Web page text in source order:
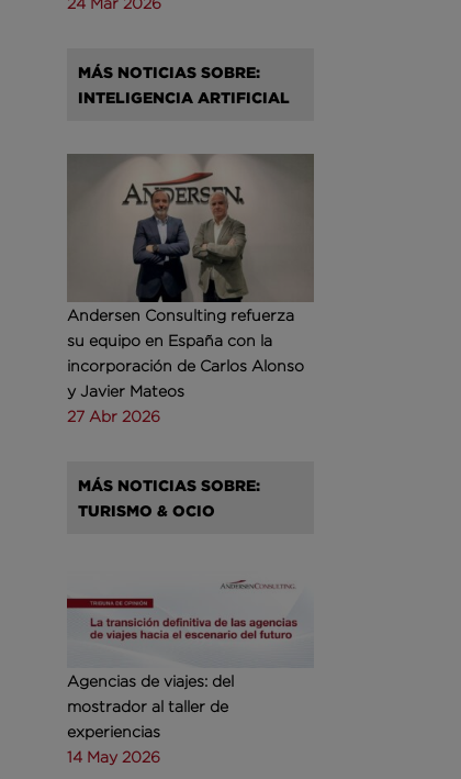
MÁS NOTICIAS SOBRE:
INTELIGENCIA ARTIFICIAL
Andersen Consulting refuerza
su equipo en España con la
incorporación de Carlos Alonso
y Javier Mateos
27 Abr 2026
MÁS NOTICIAS SOBRE:
TURISMO & OCIO
Agencias de viajes: del
mostrador al taller de
experiencias
14 May 2026